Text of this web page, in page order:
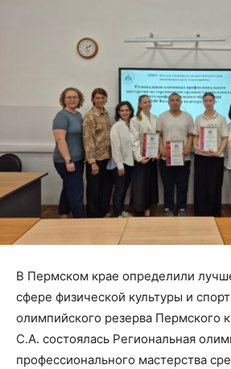
В Пермском крае определили
сфере физической культуры и
олимпийского резерва Пермского
С.А. состоялась Региональная
профессионального мастерства